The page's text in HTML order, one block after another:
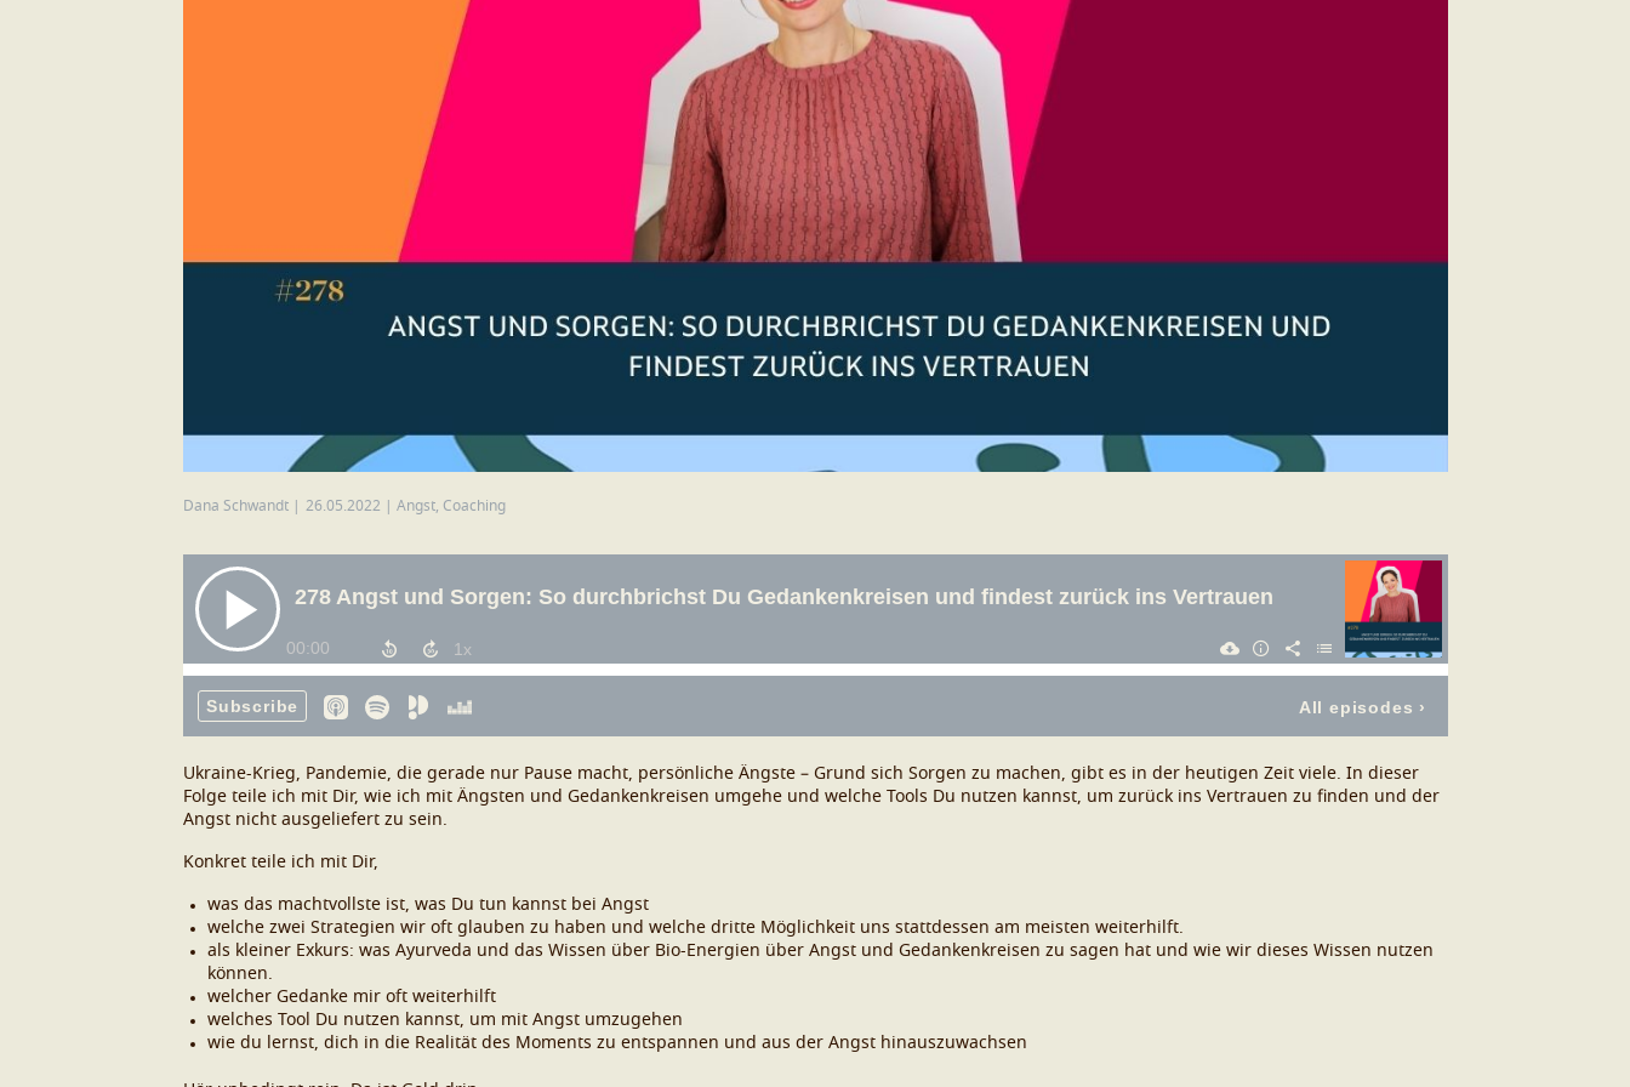
Dana Schwandt 26.05.2022 Angst Coaching
Ukraine-Krieg, Pandemie, die gerade nur Pause macht, persönliche Ängste – Grund sich Sorgen zu machen, gibt es in der heutigen Zeit viele. In dieser
Folge teile ich mit Dir, wie ich mit Ängsten und Gedankenkreisen umgehe und welche Tools Du nutzen kannst, um zurück ins Vertrauen zu finden und der
Angst nicht ausgeliefert zu sein.
Konkret teile ich mit Dir,
was das machtvollste ist, was Du tun kannst bei Angst
welche zwei Strategien wir oft glauben zu haben und welche dritte Möglichkeit uns stattdessen am meisten weiterhilft.
als kleiner Exkurs: was Ayurveda und das Wissen über Bio-Energien über Angst und Gedankenkreisen zu sagen hat und wie wir dieses Wissen nutzen
können.
welcher Gedanke mir oft weiterhilft
welches Tool Du nutzen kannst, um mit Angst umzugehen
wie du lernst, dich in die Realität des Moments zu entspannen und aus der Angst hinauszuwachsen